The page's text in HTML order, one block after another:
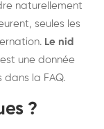
naturellement
seules les
Le nid
une donnée
dans la FAQ.
?